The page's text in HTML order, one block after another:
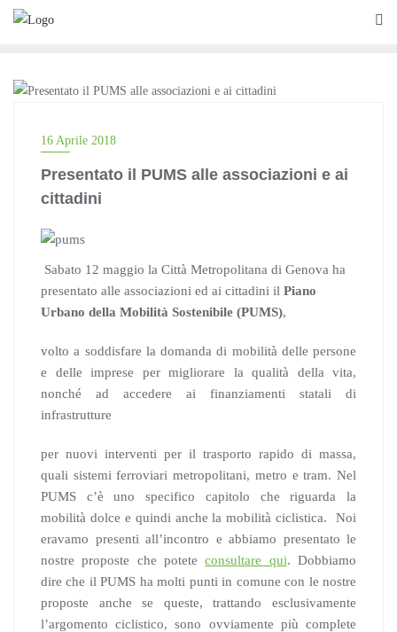
Skip
16 Aprile 2018
Presentato il PUMS alle associazioni e ai
cittadini
Sabato 12 maggio la Città Metropolitana di Genova ha
presentato alle associazioni ed ai cittadini il Piano
Urbano della Mobilità Sostenibile (PUMS),
volto a soddisfare la domanda di mobilità delle persone
e delle imprese per migliorare la qualità della vita,
nonché ad accedere ai finanziamenti statali di
infrastrutture
per nuovi interventi per il trasporto rapido di massa,
quali sistemi ferroviari metropolitani, metro e tram. Nel
PUMS c’è uno specifico capitolo che riguarda la
mobilità dolce e quindi anche la mobilità ciclistica. Noi
eravamo presenti all’incontro e abbiamo presentato le
nostre proposte che poteteconsultare qui. Dobbiamo
dire che il PUMS ha molti punti in comune con le nostre
proposte anche se queste, trattando esclusivamente
l’argomento ciclistico, sono ovviamente più complete